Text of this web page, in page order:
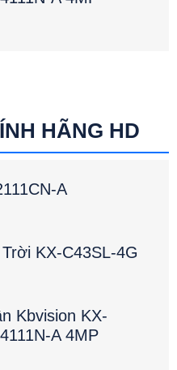
HÃNG HD
A
KX-C43SL-4G
Kbvision KX-
A 4MP